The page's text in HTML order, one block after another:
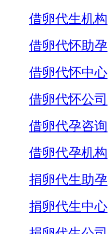
借卵代生机构
借卵代怀助孕
借卵代怀中心
借卵代怀公司
借卵代孕咨询
借卵代孕机构
捐卵代生助孕
捐卵代生中心